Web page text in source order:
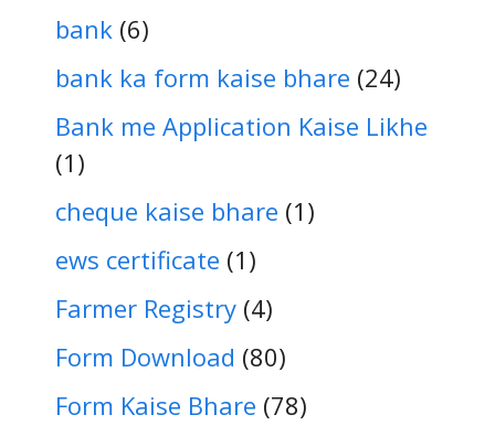
bank (6)
bank ka form kaise bhare (24)
Bank me Application Kaise Likhe
(1)
cheque kaise bhare (1)
ews certificate (1)
Farmer Registry (4)
Form Download (80)
Form Kaise Bhare (78)